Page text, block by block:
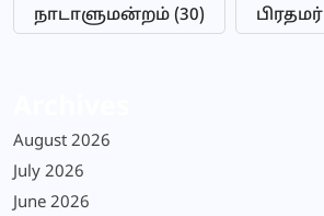
நாடாளுமன்றம் (30) பிரதமர்
August 2026
July 2026
June 2026